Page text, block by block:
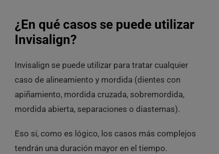
¿En qué casos se puede utilizar
Invisalign?
Invisalign se puede utilizar para tratar cualquier
caso de alineamiento y mordida (dientes con
apiñamiento, mordida cruzada, sobremordida,
mordida abierta, separaciones o diastemas).
Eso sí, como es lógico, los casos más complejos
tendrán una duración mayor en el tiempo.